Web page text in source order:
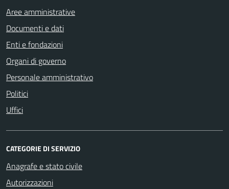
Aree amministrative
Documenti e dati
Enti e fondazioni
Organi di governo
Personale amministrativo
Politici
Uffici
CATEGORIE DI SERVIZIO
Anagrafe e stato civile
Autorizzazioni